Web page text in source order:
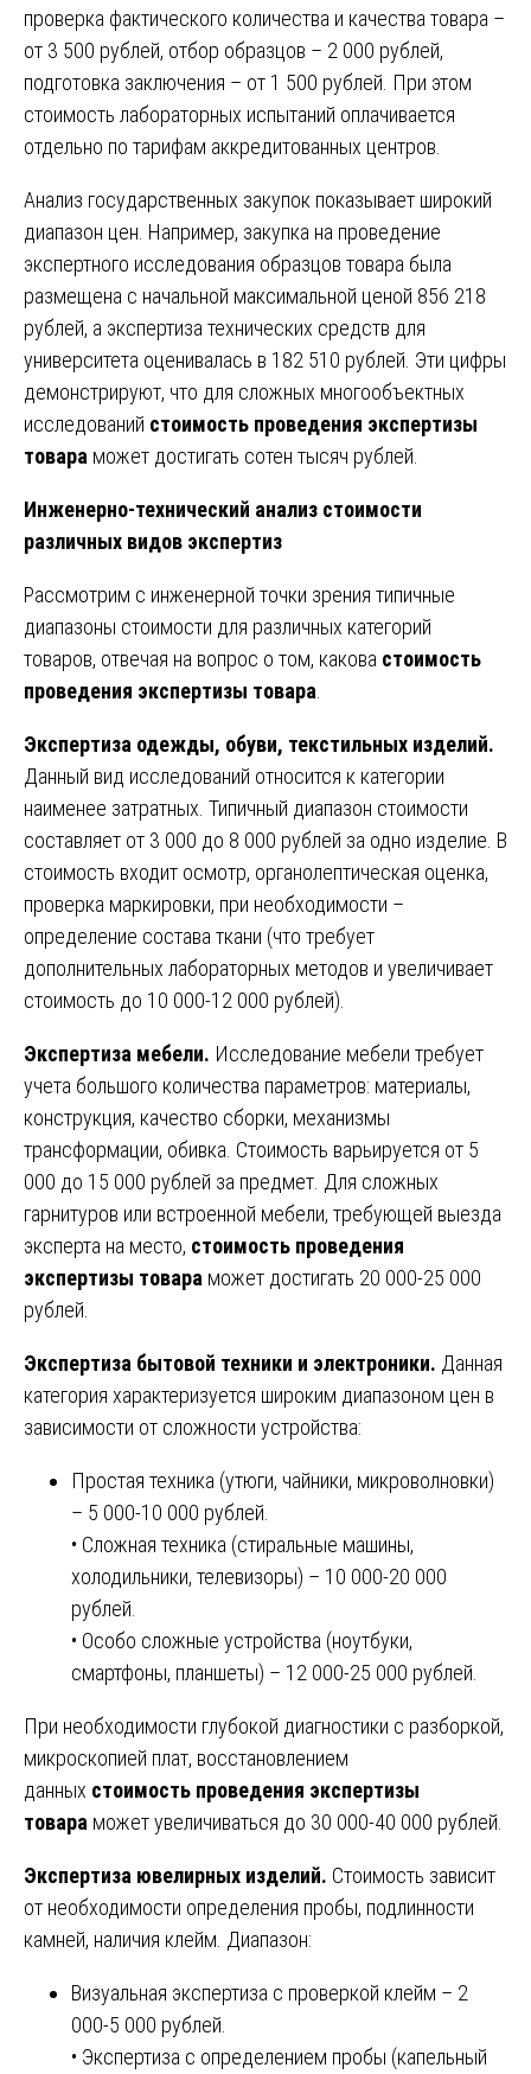
проверка фактического количества и качества товара –
от 3 500 рублей, отбор образцов – 2 000 рублей,
подготовка заключения – от 1 500 рублей. При этом
стоимость лабораторных испытаний оплачивается
отдельно по тарифам аккредитованных центров.
Анализ государственных закупок показывает широкий
диапазон цен. Например, закупка на проведение
экспертного исследования образцов товара была
размещена с начальной максимальной ценой 856 218
рублей, а экспертиза технических средств для
университета оценивалась в 182 510 рублей. Эти цифры
демонстрируют, что для сложных многообъектных
исследований стоимость проведения экспертизы
товара может достигать сотен тысяч рублей.
Инженерно-технический анализ стоимости
различных видов экспертиз
Рассмотрим с инженерной точки зрения типичные
диапазоны стоимости для различных категорий
товаров, отвечая на вопрос о том, какова стоимость
проведения экспертизы товара
Экспертиза одежды, обуви, текстильных изделий.
Данный вид исследований относится к категории
наименее затратных. Типичный диапазон стоимости
составляет от 3 000 до 8 000 рублей за одно изделие. В
стоимость входит осмотр, органолептическая оценка,
проверка маркировки, при необходимости –
определение состава ткани (что требует
дополнительных лабораторных методов и увеличивает
стоимость до 10 000-12 000 рублей).
Экспертиза мебели. Исследование мебели требует
учета большого количества параметров: материалы,
конструкция, качество сборки, механизмы
трансформации, обивка. Стоимость варьируется от 5
000 до 15 000 рублей за предмет. Для сложных
гарнитуров или встроенной мебели, требующей выезда
эксперта на место, стоимость проведения
экспертизы товара может достигать 20 000-25 000
рублей.
Экспертиза бытовой техники и электроники. Данная
категория характеризуется широким диапазоном цен в
зависимости от сложности устройства:
Простая техника (утюги, чайники, микроволновки)
– 5 000-10 000 рублей.
• Сложная техника (стиральные машины,
холодильники, телевизоры) – 10 000-20 000
рублей.
• Особо сложные устройства (ноутбуки,
смартфоны, планшеты) – 12 000-25 000 рублей.
При необходимости глубокой диагностики с разборкой,
микроскопией плат, восстановлением
данных стоимость проведения экспертизы
товара может увеличиваться до 30 000-40 000 рублей.
Экспертиза ювелирных изделий. Стоимость зависит
от необходимости определения пробы, подлинности
камней, наличия клейм. Диапазон:
Визуальная экспертиза с проверкой клейм – 2
000-5 000 рублей.
• Экспертиза с определением пробы (капельный